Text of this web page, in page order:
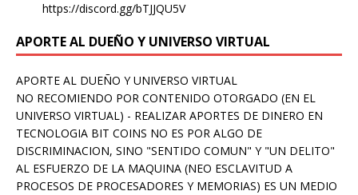
https://discord.gg/bTJJQU5V
APORTE AL DUEÑO Y UNIVERSO VIRTUAL
APORTE AL DUEÑO Y UNIVERSO VIRTUAL
NO RECOMIENDO POR CONTENIDO OTORGADO (EN EL
UNIVERSO VIRTUAL) - REALIZAR APORTES DE DINERO EN
TECNOLOGIA BIT COINS NO ES POR ALGO DE
DISCRIMINACION, SINO "SENTIDO COMUN" Y "UN DELITO"
AL ESFUERZO DE LA MAQUINA (NEO ESCLAVITUD A
PROCESOS DE PROCESADORES Y MEMORIAS) ES UN MEDIO